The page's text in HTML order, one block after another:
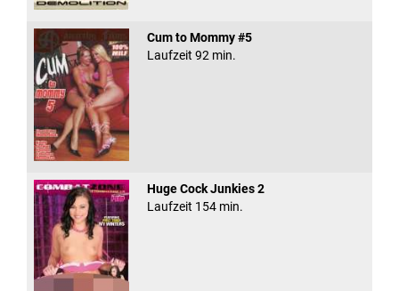
Cum to Mommy #5
Laufzeit 92 min.
Huge Cock Junkies 2
Laufzeit 154 min.